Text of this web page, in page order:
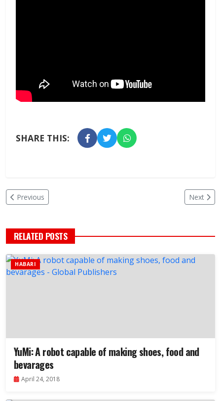
SHARE THIS:
Previous Next
RELATED POSTS
HABARI
YuMi: A robot capable of making shoes, food and
bevarages
April 24, 2018